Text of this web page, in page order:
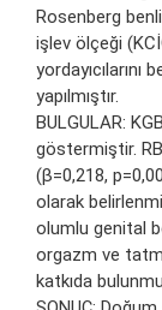
Rosenberg
işlev ölçeği
yapılmıştır.
BULGULAR:
göstermiştir.
(β=0,218,
olarak
olumlu genital
orgazm ve
katkıda